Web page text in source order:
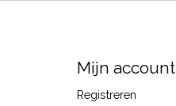
Mijn account
Registreren